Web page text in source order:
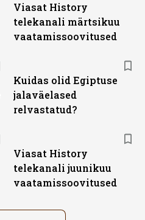
Viasat History
telekanali märtsikuu
vaatamissoovitused
Kuidas olid Egiptuse
jalaväelased
relvastatud?
Viasat History
telekanali juunikuu
vaatamissoovitused